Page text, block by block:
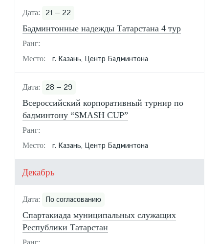
21 — 22
Бадминтонные надежды Татарстана 4 тур
г. Казань, Центр Бадминтона
28 — 29
Всероссийский корпоративный турнир по
бадминтону “SMASH CUP”
г. Казань, Центр Бадминтона
Декабрь
По согласованию
Спартакиада муниципальных служащих
Республики Татарстан